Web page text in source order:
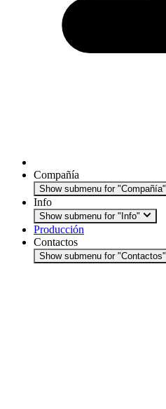
Compañía
Show submenu for "Compañía"
Info
Show submenu for "Info"
Producción
Contactos
Show submenu for "Contactos"